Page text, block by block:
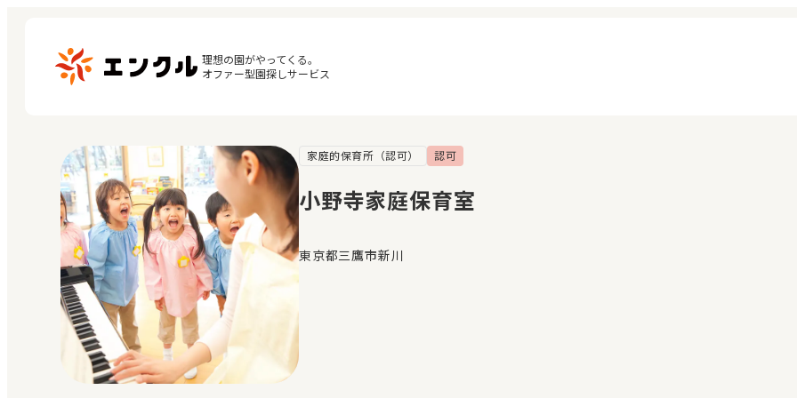
理想の園がやってくる。
オファー型園探しサービス
保育園・幼稚園を探す
地図から探す
地域から探す
マイページ
閲覧履歴
お気に入り
家庭的保育所（認可） 認可
小野寺家庭保育室
東京都三鷹市新川